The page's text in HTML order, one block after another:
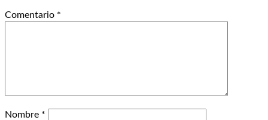
Comentario *
Nombre *